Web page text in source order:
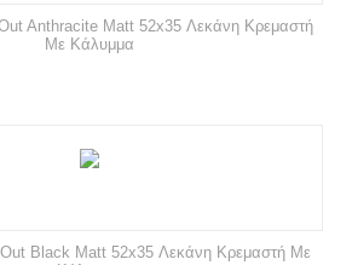
Anthracite Matt 52x35 Λεκάνη Κρεμαστή
Με Κάλυμμα
Black Matt 52x35 Λεκάνη Κρεμαστή Με